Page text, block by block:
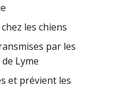
les chiens
par les
Lyme
et prévient les